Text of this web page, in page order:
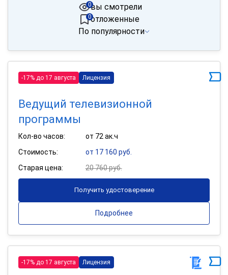
вы смотрели
0
отложенные
0
По популярности
-17% до 17 августа Лицензия
Ведущий телевизионной
программы
Кол-во часов:
от 72 ак.ч
Стоимость:
от 17 160 руб.
Старая цена:
20 760 руб.
Получить удостоверение
Подробнее
-17% до 17 августа Лицензия